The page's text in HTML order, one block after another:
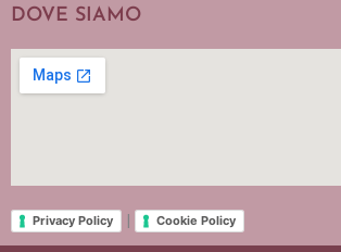
DOVE SIAMO
Privacy Policy | Cookie Policy